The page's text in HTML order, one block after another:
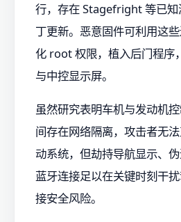
行，存在 Stagefright 等已知
丁更新。恶意固件可利用这
化 root 权限，植入后门程序
与中控显示屏。
虽然研究表明车机与发动机
间存在网络隔离，攻击者无
动系统，但劫持导航显示、
蓝牙连接足以在关键时刻干
接安全风险。